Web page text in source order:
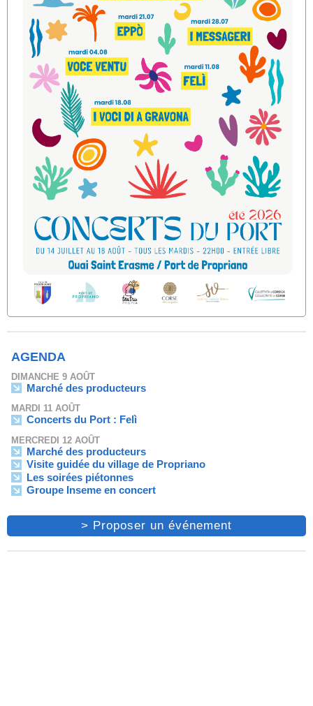
AGENDA
DIMANCHE 9 AOÛT
Marché des producteurs
MARDI 11 AOÛT
Concerts du Port : Felì
MERCREDI 12 AOÛT
Marché des producteurs
Visite guidée du village de Propriano
Les soirées piétonnes
Groupe Inseme en concert
> Proposer un événement